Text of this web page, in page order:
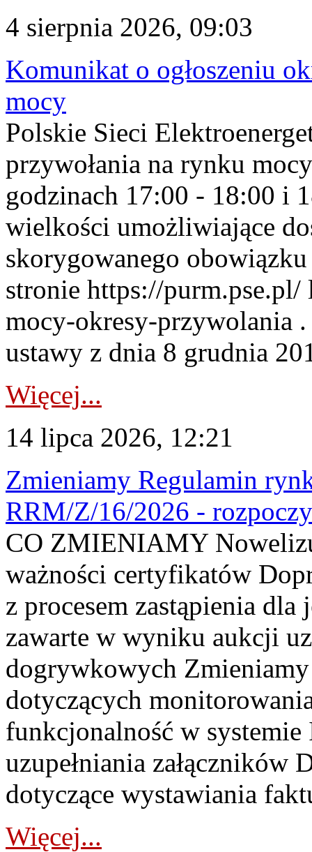
4 sierpnia 2026, 09:03
Komunikat o ogłoszeniu
mocy
Polskie Sieci
przywołania na rynku
godzinach 17:00 - 18:00 i
wielkości umożliwiające
skorygowanego
stronie https://
mocy-okresy-przywolania
ustawy z dnia 8 grudnia
Więcej...
14 lipca 2026, 12:21
Zmieniamy Regulamin
RRM/Z/16/2026 -
CO ZMIENIAMY
ważności certyfikatów
z procesem zastąpienia
zawarte w wyniku aukcji
dogrywkowych Zmieniamy
dotyczących
funkcjonalność w
uzupełniania załączników
dotyczące wystawiania
Więcej...